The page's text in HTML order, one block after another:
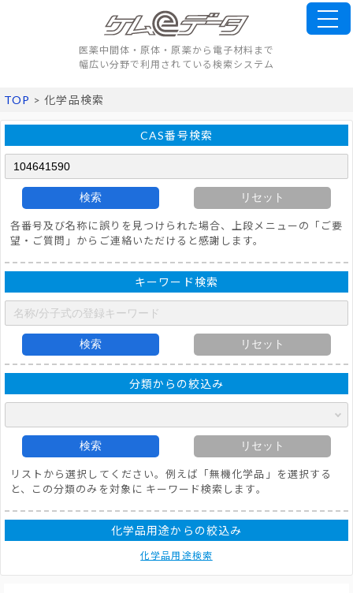
医薬中間体・原体・原薬から電子材料まで
幅広い分野で利用されている検索システム
TOP > 化学品検索
CAS番号検索
検索 リセット
各番号及び名称に誤りを見つけられた場合、上段メニューの「ご要
望・ご質問」からご連絡いただけると感謝します。
キーワード検索
検索 リセット
分類からの絞込み
検索 リセット
リストから選択してください。例えば「無機化学品」を選択する
と、この分類のみを対象に キーワード検索します。
化学品用途からの絞込み
化学品用途検索